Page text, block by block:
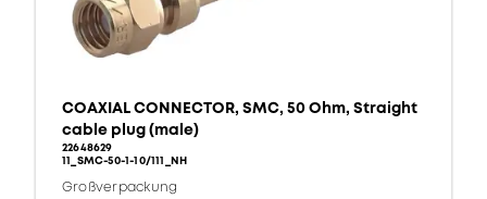
COAXIAL CONNECTOR, SMC, 50 Ohm, Straight
cable plug (male)
22648629
11_SMC-50-1-10/111_NH
Großverpackung